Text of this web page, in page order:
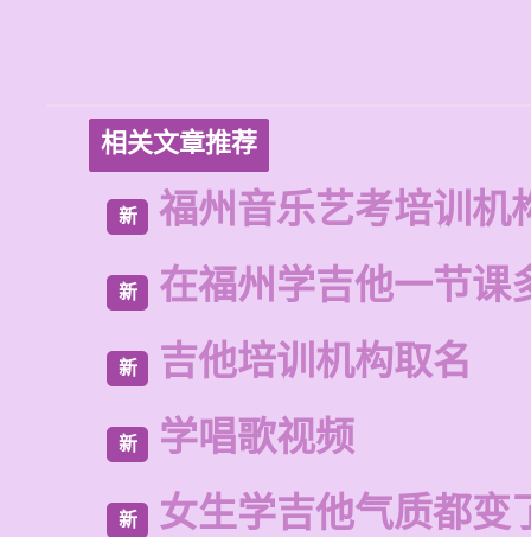
相关文章推荐
新 福州音乐艺考培训机
新 在福州学吉他一节课
新 吉他培训机构取名
新 学唱歌视频
新 女生学吉他气质都变